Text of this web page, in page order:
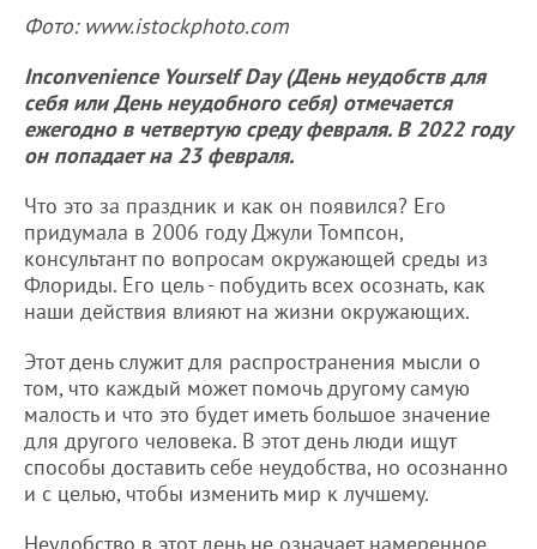
Фото: www.istockphoto.com
Inconvenience Yourself Day (День неудобств для
себя или День неудобного себя) отмечается
ежегодно в четвертую среду февраля. В 2022 году
он попадает на 23 февраля.
Что это за праздник и как он появился? Его
придумала в 2006 году Джули Томпсон,
консультант по вопросам окружающей среды из
Флориды. Его цель - побудить всех осознать, как
наши действия влияют на жизни окружающих.
Этот день служит для распространения мысли о
том, что каждый может помочь другому самую
малость и что это будет иметь большое значение
для другого человека. В этот день люди ищут
способы доставить себе неудобства, но осознанно
и с целью, чтобы изменить мир к лучшему.
Неудобство в этот день не означает намеренное